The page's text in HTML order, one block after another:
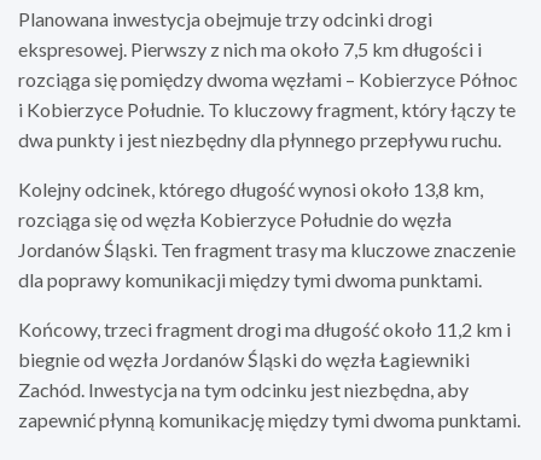
Planowana inwestycja obejmuje trzy odcinki drogi
ekspresowej. Pierwszy z nich ma około 7,5 km długości i
rozciąga się pomiędzy dwoma węzłami – Kobierzyce Północ
i Kobierzyce Południe. To kluczowy fragment, który łączy te
dwa punkty i jest niezbędny dla płynnego przepływu ruchu.
Kolejny odcinek, którego długość wynosi około 13,8 km,
rozciąga się od węzła Kobierzyce Południe do węzła
Jordanów Śląski. Ten fragment trasy ma kluczowe znaczenie
dla poprawy komunikacji między tymi dwoma punktami.
Końcowy, trzeci fragment drogi ma długość około 11,2 km i
biegnie od węzła Jordanów Śląski do węzła Łagiewniki
Zachód. Inwestycja na tym odcinku jest niezbędna, aby
zapewnić płynną komunikację między tymi dwoma punktami.